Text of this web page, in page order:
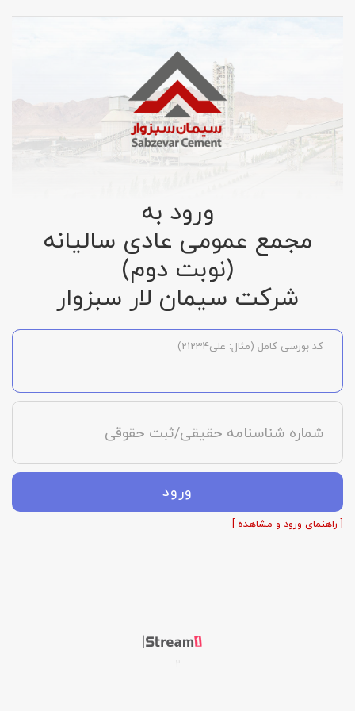
ورود به
مجمع عمومی عادی سالیانه
(نوبت دوم)
شرکت سیمان لار سبزوار
کد بورسی کامل (مثال: علی21234)
شماره شناسنامه حقیقی/ثبت حقوقی
ورود
[ راهنمای ورود و مشاهده ]